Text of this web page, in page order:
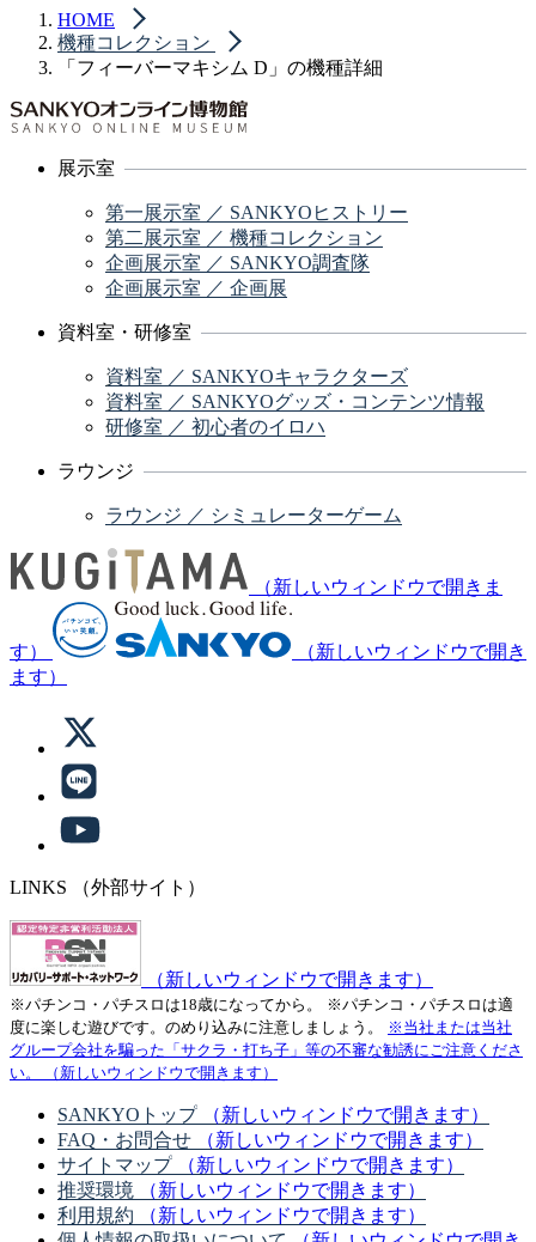
HOME
機種コレクション
「フィーバーマキシム D」の機種詳細
展示室
第一展示室 ／ SANKYOヒストリー
第二展示室 ／ 機種コレクション
企画展示室 ／ SANKYO調査隊
企画展示室 ／ 企画展
資料室・研修室
資料室 ／ SANKYOキャラクターズ
資料室 ／ SANKYOグッズ・コンテンツ情報
研修室 ／ 初心者のイロハ
ラウンジ
ラウンジ ／ シミュレーターゲーム
（新しいウィンドウで開きま
す）
（新しいウィンドウで開き
ます）
LINKS （外部サイト）
（新しいウィンドウで開きます）
※パチンコ・パチスロは18歳になってから。
※パチンコ・パチスロは適
度に楽しむ遊びです。のめり込みに注意しましょう。
※当社または当社
グループ会社を騙った「サクラ・打ち子」等の不審な勧誘にご注意くださ
い。
（新しいウィンドウで開きます）
SANKYOトップ
（新しいウィンドウで開きます）
FAQ・お問合せ
（新しいウィンドウで開きます）
サイトマップ
（新しいウィンドウで開きます）
推奨環境
（新しいウィンドウで開きます）
利用規約
（新しいウィンドウで開きます）